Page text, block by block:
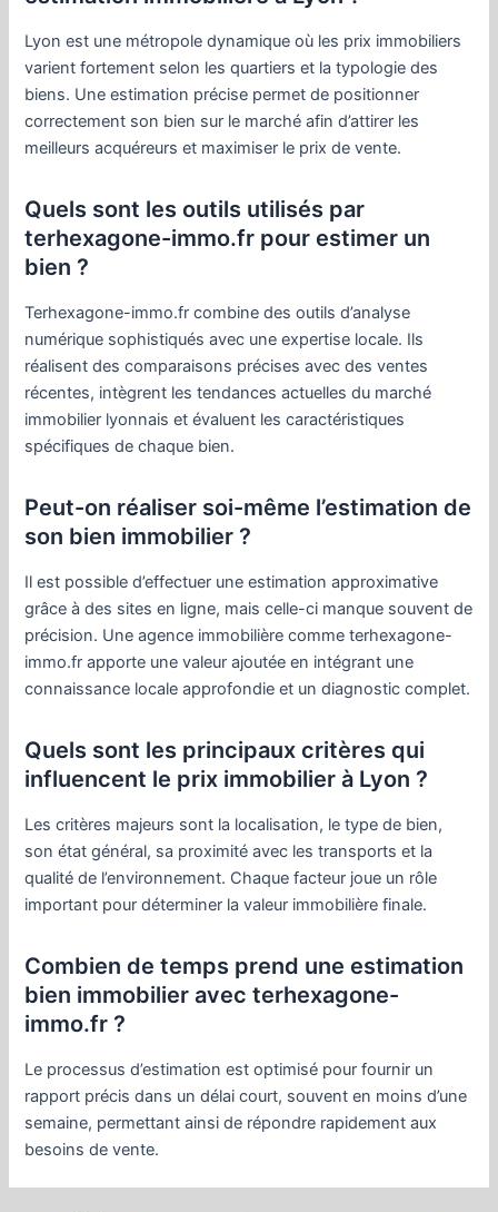
Lyon est une métropole dynamique où les prix immobiliers
varient fortement selon les quartiers et la typologie des
biens. Une estimation précise permet de positionner
correctement son bien sur le marché afin d’attirer les
meilleurs acquéreurs et maximiser le prix de vente.
Quels sont les outils utilisés par
terhexagone-immo.fr pour estimer un
bien ?
Terhexagone-immo.fr combine des outils d’analyse
numérique sophistiqués avec une expertise locale. Ils
réalisent des comparaisons précises avec des ventes
récentes, intègrent les tendances actuelles du marché
immobilier lyonnais et évaluent les caractéristiques
spécifiques de chaque bien.
Peut-on réaliser soi-même l’estimation de
son bien immobilier ?
Il est possible d’effectuer une estimation approximative
grâce à des sites en ligne, mais celle-ci manque souvent de
précision. Une agence immobilière comme terhexagone-
immo.fr apporte une valeur ajoutée en intégrant une
connaissance locale approfondie et un diagnostic complet.
Quels sont les principaux critères qui
influencent le prix immobilier à Lyon ?
Les critères majeurs sont la localisation, le type de bien,
son état général, sa proximité avec les transports et la
qualité de l’environnement. Chaque facteur joue un rôle
important pour déterminer la valeur immobilière finale.
Combien de temps prend une estimation
bien immobilier avec terhexagone-
immo.fr ?
Le processus d’estimation est optimisé pour fournir un
rapport précis dans un délai court, souvent en moins d’une
semaine, permettant ainsi de répondre rapidement aux
besoins de vente.